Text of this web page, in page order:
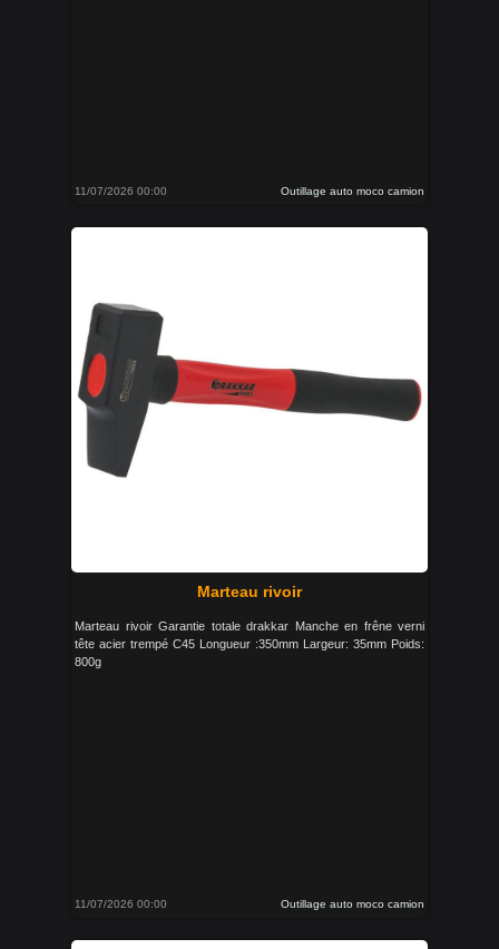
11/07/2026 00:00 Outillage auto moco camion
Marteau rivoir
Marteau rivoir Garantie totale drakkar Manche en frêne verni
tête acier trempé C45 Longueur :350mm Largeur: 35mm Poids:
800g
11/07/2026 00:00 Outillage auto moco camion